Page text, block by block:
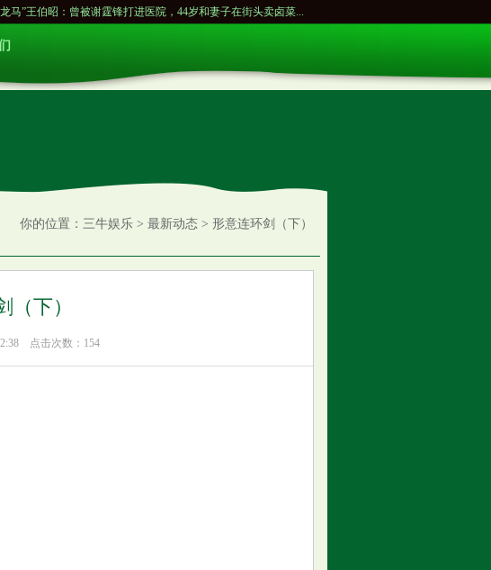
曾被谢霆锋打进医院，44岁和妻子在街头卖卤菜... 〖减肥佳方〗中药减肥良方👍总有一种适合你...
你的位置： 三牛娱乐 > 最新动态 > 形意连环剑（下）
（下）
点击次数：154